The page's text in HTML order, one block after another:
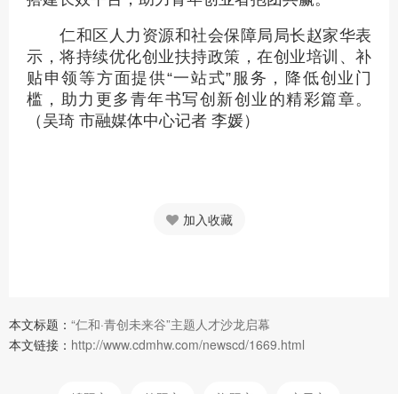
仁和区人力资源和社会保障局局长赵家华表
示，将持续优化创业扶持政策，在创业培训、补
贴申领等方面提供“一站式”服务，降低创业门
槛，助力更多青年书写创新创业的精彩篇章。
（吴琦 市融媒体中心记者 李媛）
加入收藏
本文标题： “仁和·青创未来谷”主题人才沙龙启幕
本文链接： http://www.cdmhw.com/newscd/1669.html